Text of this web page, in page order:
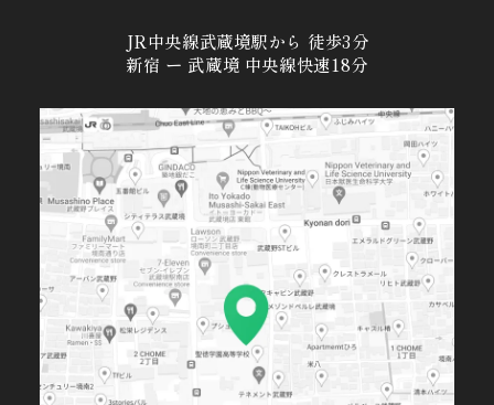
JR中央線武蔵境駅から 徒歩3分
新宿 ー 武蔵境 中央線快速18分